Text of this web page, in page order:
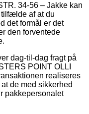
34-56 – Jakke kan
af at du
det formål er det
den forventede
dag-til-dag fragt på
POINT OLLI
realiseres
de med sikkerhed
pakkepersonalet